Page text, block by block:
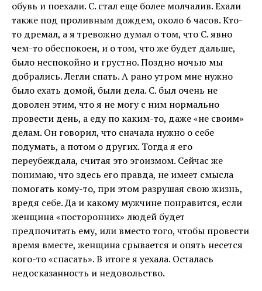
обувь и поехали. С. стал еще более молчалив. Ехали
также под проливным дождем, около 6 часов. Кто-
то дремал, а я тревожно думал о том, что С. явно
чем-то обеспокоен, и о том, что же будет дальше,
было неспокойно и грустно. Поздно ночью мы
добрались. Легли спать. А рано утром мне нужно
было ехать домой, были дела. С. был очень не
доволен этим, что я не могу с ним нормально
провести день, а еду по каким-то, даже «не своим»
делам. Он говорил, что сначала нужно о себе
подумать, а потом о других. Тогда я его
переубеждала, считая это эгоизмом. Сейчас же
понимаю, что здесь его правда, не имеет смысла
помогать кому-то, при этом разрушая свою жизнь,
вредя себе. Да и какому мужчине понравится, если
женщина «посторонних» людей будет
предпочитать ему, или вместо того, чтобы провести
время вместе, женщина срывается и опять несется
кого-то «спасать». В итоге я уехала. Осталась
недосказанность и недовольство.